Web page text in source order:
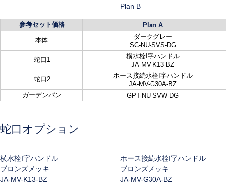
Plan B
参考セット価格 Plan A
本体
ダークグレー
SC-NU-SVS-DG
蛇口1
横水栓I字ハンドル
JA-MV-K13-BZ
蛇口2
ホース接続水栓I字ハンドル
JA-MV-G30A-BZ
ガーデンパン
GPT-NU-SVW-DG
蛇口オプション
横水栓I字ハンドル
ブロンズメッキ
JA-MV-K13-BZ
ホース接続水栓I字ハンドル
ブロンズメッキ
JA-MV-G30A-BZ